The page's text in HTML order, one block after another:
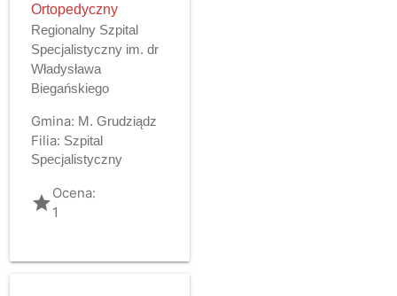
Ortopedyczny
Regionalny Szpital
Specjalistyczny im. dr
Władysława
Biegańskiego
Gmina: M. Grudziądz
Filia: Szpital
Specjalistyczny
gradeOcena:
1